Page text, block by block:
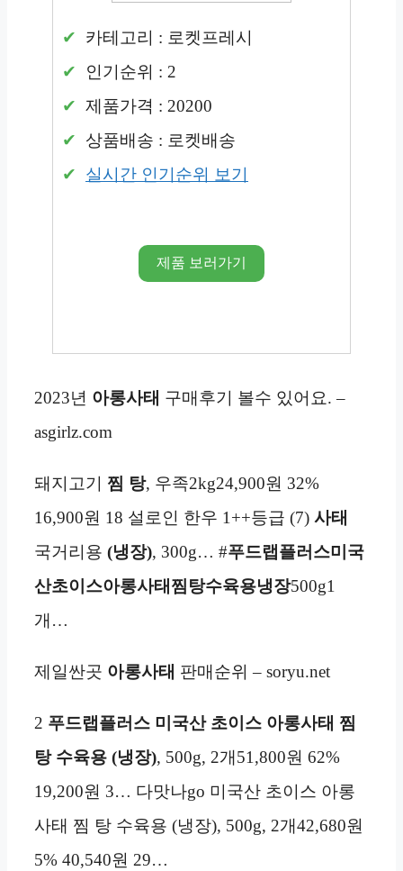
카테고리 : 로켓프레시
인기순위 : 2
제품가격 : 20200
상품배송 : 로켓배송
실시간 인기순위 보기
제품 보러가기
2023년 아롱사태 구매후기 볼수 있어요. –
asgirlz.com
돼지고기 찜 탕, 우족2kg24,900원 32%
16,900원 18 설로인 한우 1++등급 (7) 사태
국거리용 (냉장), 300g… #푸드랩플러스미국
산초이스아롱사태찜탕수육용냉장500g1
개…
제일싼곳 아롱사태 판매순위 – soryu.net
2 푸드랩플러스 미국산 초이스 아롱사태 찜
탕 수육용 (냉장), 500g, 2개51,800원 62%
19,200원 3… 다맛나go 미국산 초이스 아롱
사태 찜 탕 수육용 (냉장), 500g, 2개42,680원
5% 40,540원 29…